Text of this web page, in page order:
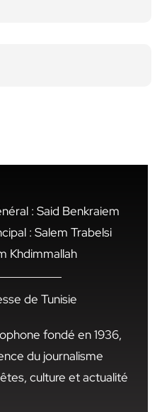
: Said Benkraiem
: Salem Trabelsi
Khdimmallah
de Tunisie
fondé en 1936,
du journalisme
culture et actualité